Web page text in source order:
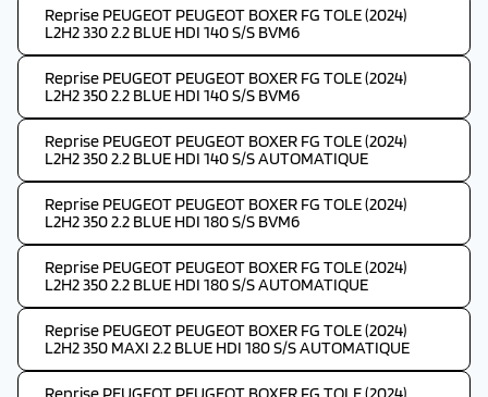
Reprise PEUGEOT PEUGEOT BOXER FG TOLE (2024)
L2H2 330 2.2 BLUE HDI 140 S/S BVM6
Reprise PEUGEOT PEUGEOT BOXER FG TOLE (2024)
L2H2 350 2.2 BLUE HDI 140 S/S BVM6
Reprise PEUGEOT PEUGEOT BOXER FG TOLE (2024)
L2H2 350 2.2 BLUE HDI 140 S/S AUTOMATIQUE
Reprise PEUGEOT PEUGEOT BOXER FG TOLE (2024)
L2H2 350 2.2 BLUE HDI 180 S/S BVM6
Reprise PEUGEOT PEUGEOT BOXER FG TOLE (2024)
L2H2 350 2.2 BLUE HDI 180 S/S AUTOMATIQUE
Reprise PEUGEOT PEUGEOT BOXER FG TOLE (2024)
L2H2 350 MAXI 2.2 BLUE HDI 180 S/S AUTOMATIQUE